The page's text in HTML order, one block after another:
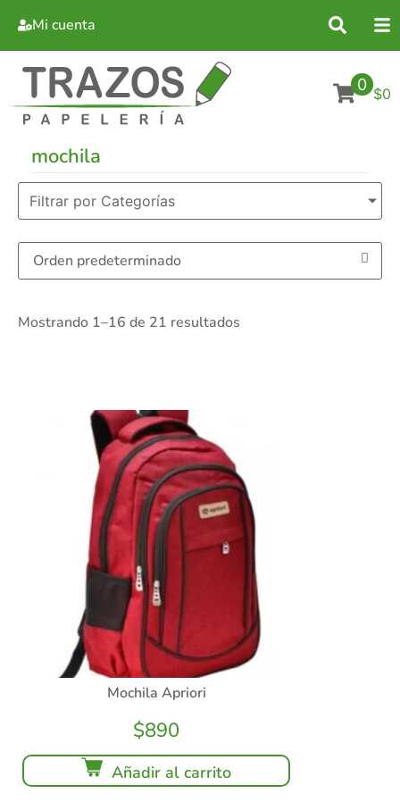
Mi cuenta
0 $0
mochila
Filtrar por Categorías
Mostrando 1–16 de 21 resultados
Mochila Apriori
$890
Añadir al carrito